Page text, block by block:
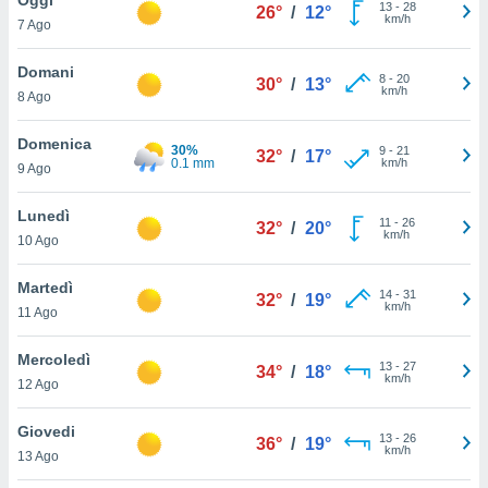
è
al sito
di
ci
di
il
un
la
nella
7 Ago
26° / 12° 13- 28
km/h
Domani
8 Ago
30° / 13° 8- 20
km/h
Domenica
9 Ago
30%
0.1 mm
32° / 17° 9- 21
km/h
Lunedì
10 Ago
32° / 20° 11 - 26
km/h
Martedì
11 Ago
32° / 19° 14- 31
km/h
Mercoledì
12 Ago
34° / 18° 13- 27
km/h
Giovedi
13 Ago
36° / 19° 13- 26
km/h